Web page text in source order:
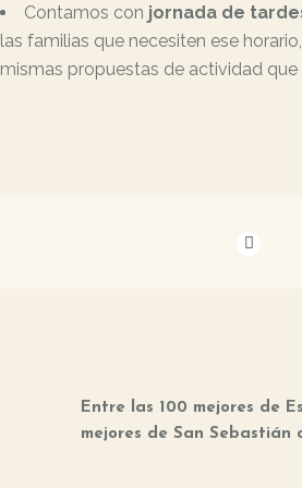
Contamos con jornada de
las familias que necesiten ese
mismas propuestas de actividad que
Entre las 100 mejores de
mejores de San Sebastián